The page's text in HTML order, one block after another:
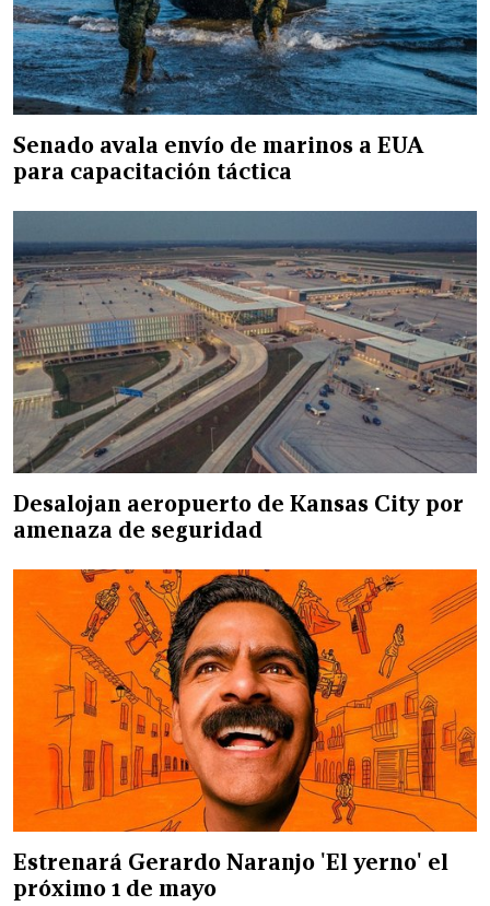
Senado avala envío de marinos a EUA
para capacitación táctica
Desalojan aeropuerto de Kansas City por
amenaza de seguridad
Estrenará Gerardo Naranjo 'El yerno' el
próximo 1 de mayo